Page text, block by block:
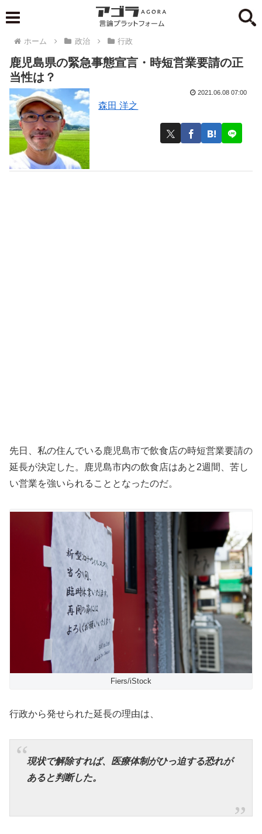
ホーム 政治 行政
鹿児島県の緊急事態宣言・時短営業要請の正
当性は？
森田 洋之
2021.06.08 07:00
先日、私の住んでいる鹿児島市で飲食店の時短営業要請の
延長が決定した。鹿児島市内の飲食店はあと2週間、苦し
い営業を強いられることとなったのだ。
Fiers/iStock
行政から発せられた延長の理由は、
現状で解除すれば、医療体制がひっ迫する恐れが
あると判断した。